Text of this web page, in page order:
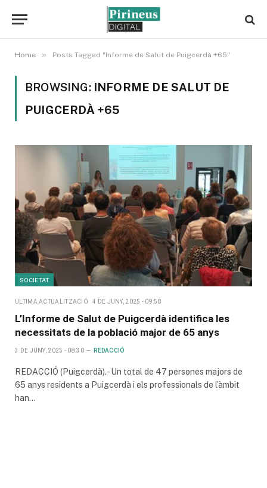
Home » Posts Tagged "Informe de Salut de Puigcerdà +65"
BROWSING: INFORME DE SALUT DE
PUIGCERDÀ +65
SOCIETAT
ULTIMA ACTUALITZACIÓ 4 DE JUNY, 2025 - 09:58
L’Informe de Salut de Puigcerdà identifica les
necessitats de la població major de 65 anys
3 DE JUNY, 2025 - 08:30 REDACCIÓ
REDACCIÓ (Puigcerdà).- Un total de 47 persones majors de
65 anys residents a Puigcerdà i els professionals de l’àmbit
han…